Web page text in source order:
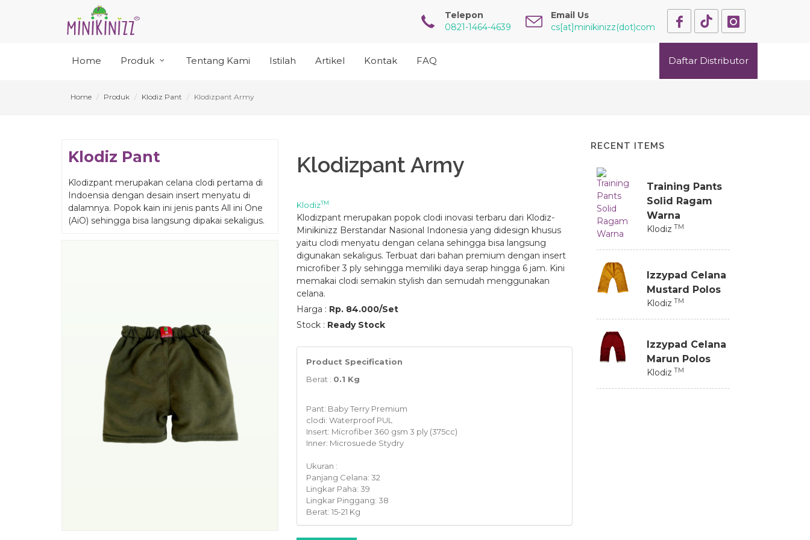
Telepon
0821-1464-4639
Email Us
cs[at]minikinizz(dot)com
Home Produk Tentang Kami Istilah Artikel Kontak FAQ Daftar Distributor
Home Produk Klodiz Pant Klodizpant Army
Klodiz Pant
Klodizpant merupakan celana clodi pertama di
Indoensia dengan desain insert menyatu di
dalamnya. Popok kain ini jenis pants All ini One
(AiO) sehingga bisa langsung dipakai sekaligus.
Klodizpant Army
KlodizTM
Klodizpant merupakan popok clodi inovasi terbaru dari Klodiz-
Minikinizz Berstandar Nasional Indonesia yang didesign khusus
yaitu clodi menyatu dengan celana sehingga bisa langsung
digunakan sekaligus. Terbuat dari bahan premium dengan insert
microfiber 3 ply sehingga memiliki daya serap hingga 6 jam. Kini
memakai clodi semakin stylish dan semudah menggunakan
celana.
Harga : Rp. 84.000/Set
Stock : Ready Stock
Product Specification
Berat : 0.1 Kg
Pant: Baby Terry Premium
clodi: Waterproof PUL
Insert: Microfiber 360 gsm 3 ply (375cc)
Inner: Microsuede Stydry
Ukuran :
Panjang Celana: 32
Lingkar Paha: 39
Lingkar Pinggang: 38
Berat: 15-21 Kg
RECENT ITEMS
Training Pants
Solid Ragam
Warna
Klodiz TM
Izzypad Celana
Mustard Polos
Klodiz TM
Izzypad Celana
Marun Polos
Klodiz TM